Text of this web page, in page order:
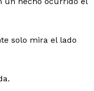
solo mira el lado